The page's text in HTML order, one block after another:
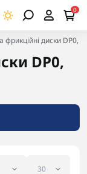
0
фрикційні диски DP0,
DP0,